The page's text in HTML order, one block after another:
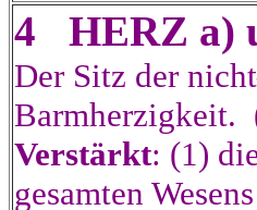
4 HERZ a)
Der Sitz der
Barmherzigkeit.
Verstärkt: (1)
gesamten